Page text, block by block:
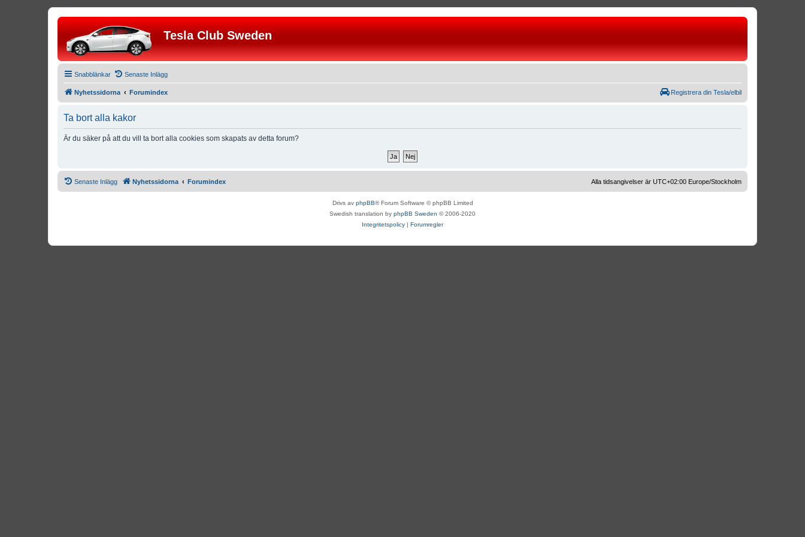
Tesla Club Sweden
Snabblänkar Senaste Inlägg
Nyhetssidorna Forumindex Registrera din Tesla/elbil
Ta bort alla kakor
Är du säker på att du vill ta bort alla cookies som skapats av detta forum?
Senaste Inlägg Nyhetssidorna Forumindex Alla tidsangivelser är UTC+02:00 Europe/Stockholm
Drivs av phpBB® Forum Software © phpBB Limited
Swedish translation by phpBB Sweden © 2006-2020
Integritetspolicy | Forumregler